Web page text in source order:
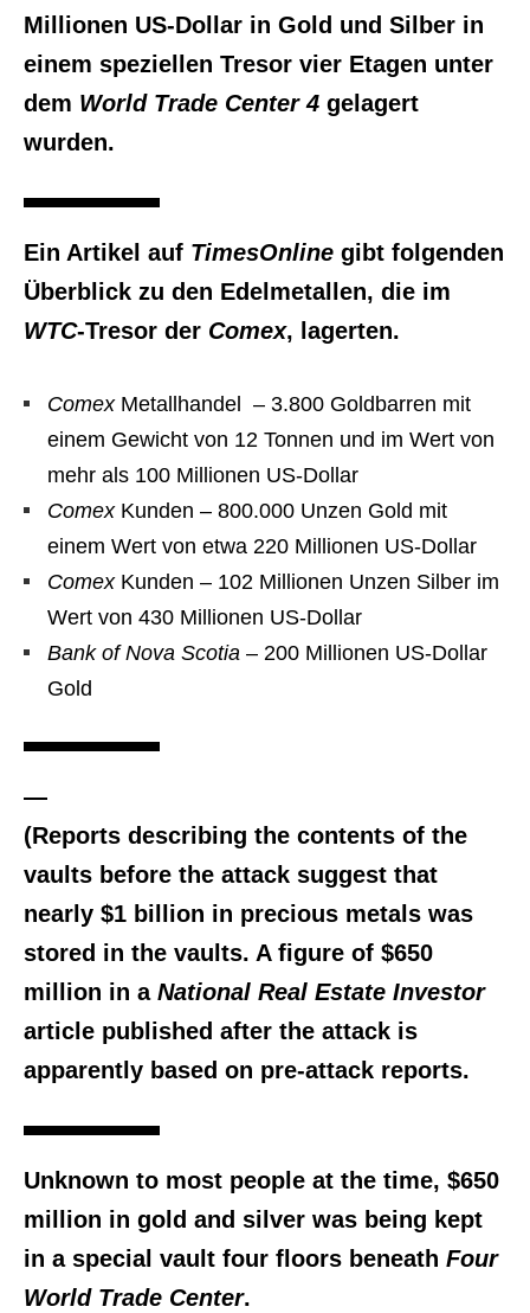
Millionen US-Dollar in Gold und Silber in
einem speziellen Tresor vier Etagen unter
dem World Trade Center 4 gelagert
wurden.
Ein Artikel auf TimesOnline gibt folgenden
Überblick zu den Edelmetallen, die im
WTC-Tresor der Comex, lagerten.
ComexMetallhandel – 3.800 Goldbarren mit
einem Gewicht von 12 Tonnen und im Wert von
mehr als 100 Millionen US-Dollar
ComexKunden – 800.000 Unzen Gold mit
einem Wert von etwa 220 Millionen US-Dollar
ComexKunden – 102 Millionen Unzen Silber im
Wert von 430 Millionen US-Dollar
Bank of Nova Scotia – 200 Millionen US-Dollar
Gold
—
(Reports describing the contents of the
vaults before the attack suggest that
nearly $1 billion in precious metals was
stored in the vaults. A figure of $650
million in a National Real Estate Investor
article published after the attack is
apparently based on pre-attack reports.
Unknown to most people at the time, $650
million in gold and silver was being kept
in a special vault four floors beneath Four
World Trade Center.